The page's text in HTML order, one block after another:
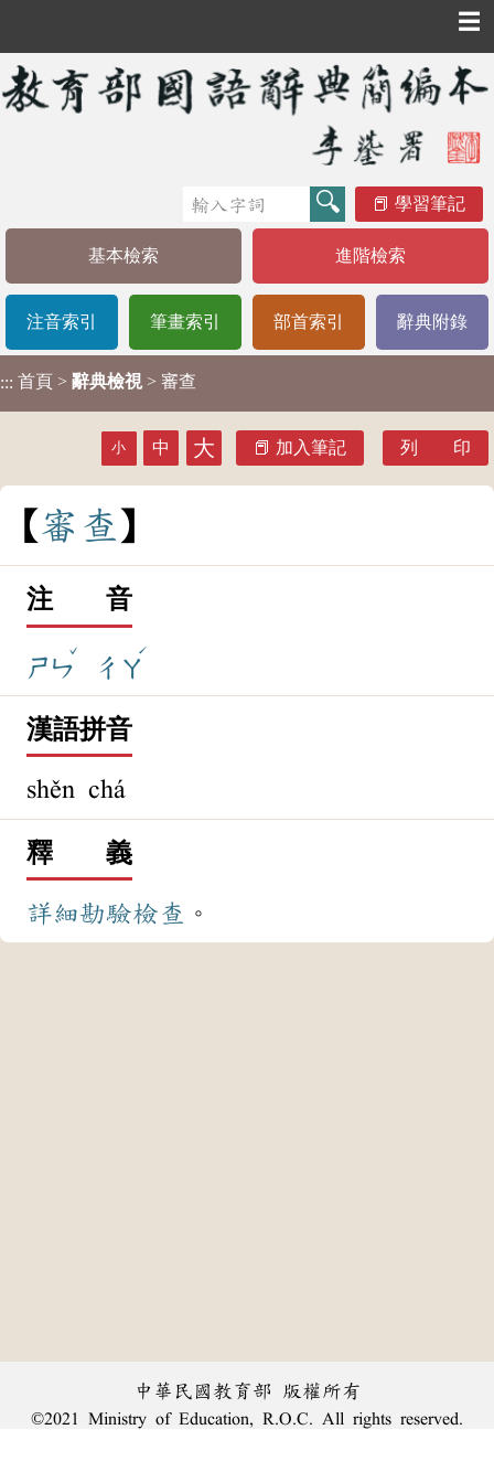
☰
學習筆記
基本檢索 進階檢索
注音索引 筆畫索引 部首索引 辭典附錄
::: 首頁 > 辭典檢視 > 審查
小 中 大 加入筆記 列 印
審 查
注 音
ㄕㄣ
ˇ
ㄔㄚ
ˊ
漢語拼音
shěn chá
釋 義
詳細勘驗檢查 。
中華民國教育部 版權所有
©2021 Ministry of Education, R.O.C. All rights reserved.